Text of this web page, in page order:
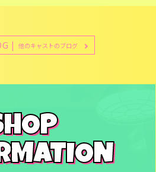
| 他のキャストのブログ